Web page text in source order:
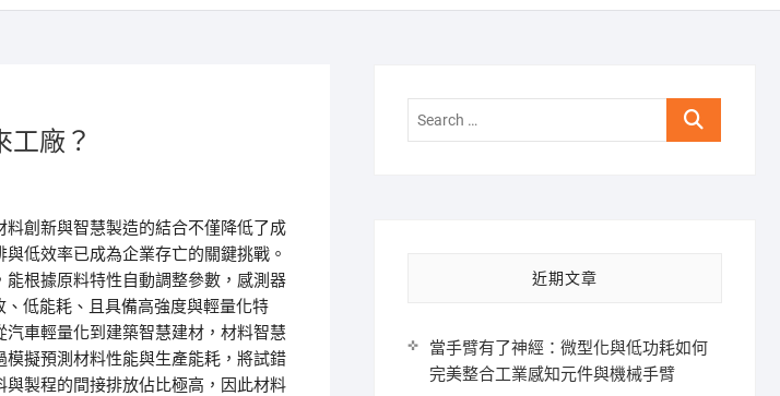
工廠？
創新與智慧製造的結合不僅降低了成
低效率已成為企業存亡的關鍵挑戰。
根據原料特性自動調整參數，感測器
低能耗、且具備高強度與輕量化特
車輕量化到建築智慧建材，材料智慧
擬預測材料性能與生產能耗，將試錯
製程的間接排放佔比極高，因此材料
Search
近期文章
當手臂有了神經：微型化與低功耗如何
完美整合工業感知元件與機械手臂